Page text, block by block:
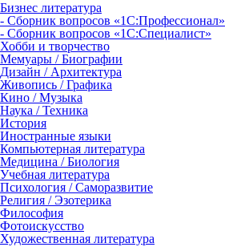
Бизнес литература
- Сборник вопросов «1С:Профессионал»
- Сборник вопросов «1С:Специалист»
Хобби и творчество
Мемуары / Биографии
Дизайн / Архитектура
Живопись / Графика
Кино / Музыка
Наука / Техника
История
Иностранные языки
Компьютерная литература
Медицина / Биология
Учебная литература
Психология / Саморазвитие
Религия / Эзотерика
Философия
Фотоискусство
Художественная литература